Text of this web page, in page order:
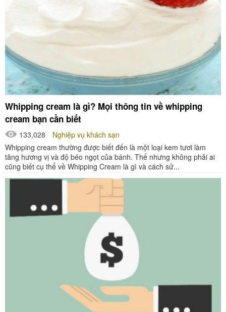
Whipping cream là gì? Mọi thông tin về whipping
cream bạn cần biết
133,028
Nghiệp vụ khách sạn
Whipping cream thường được biết đến là một loại kem tươi làm
tăng hương vị và độ béo ngọt của bánh. Thế nhưng không phải ai
cũng biết cụ thể về Whipping Cream là gì và cách sử...